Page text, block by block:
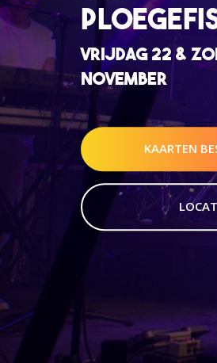
VRIJDAG 22 &
NOVEMBER
KAARTEN